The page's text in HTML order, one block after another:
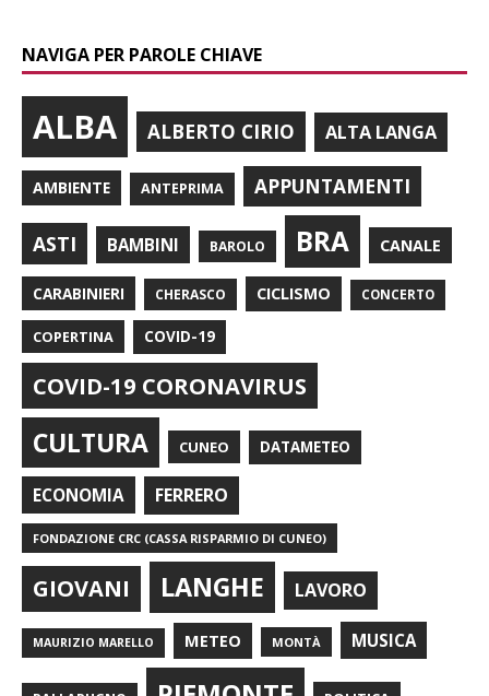
NAVIGA PER PAROLE CHIAVE
ALBA ALBERTO CIRIO ALTA LANGA
AMBIENTE ANTEPRIMA APPUNTAMENTI
ASTI BAMBINI BAROLO BRA CANALE
CARABINIERI CHERASCO CICLISMO CONCERTO
COPERTINA COVID-19
COVID-19 CORONAVIRUS
CULTURA CUNEO DATAMETEO
ECONOMIA FERRERO
FONDAZIONE CRC (CASSA RISPARMIO DI CUNEO)
GIOVANI LANGHE LAVORO
MAURIZIO MARELLO METEO MONTÀ MUSICA